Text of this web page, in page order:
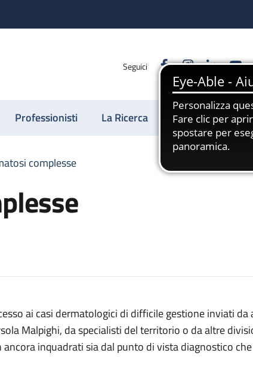
Seguici FacebookInstagram
Professionisti La Ricerca Sostienici
complesse
ai casi dermatologici di difficile gestione inviati da
Malpighi, da specialisti del territorio o da altre
inquadrati sia dal punto di vista diagnostico